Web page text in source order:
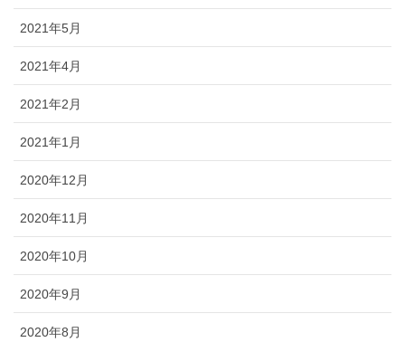
2021年5月
2021年4月
2021年2月
2021年1月
2020年12月
2020年11月
2020年10月
2020年9月
2020年8月